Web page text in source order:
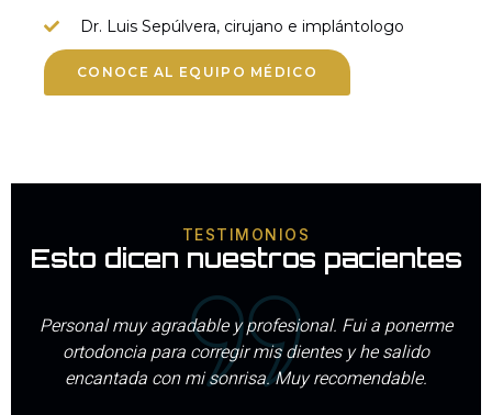
Dr. Luis Sepúlvera, cirujano e implántologo
CONOCE AL EQUIPO MÉDICO
TESTIMONIOS
Esto dicen nuestros pacientes
y profesional. Fui a ponerme
mis dientes y he salido
Muy recomendable.
Excelente clínica dental ,
ortodoncia y tengo los
estoy encantada lo